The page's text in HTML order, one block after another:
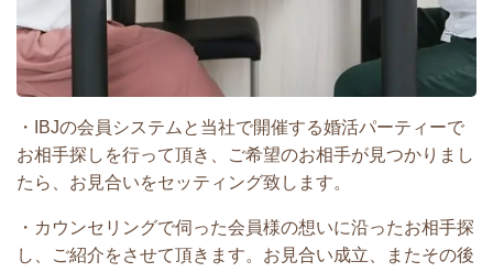
・IBJの会員システムと当社で開催する婚活パーティーで
お相手探しを行って頂き、ご希望のお相手が見つかりまし
たら、お見合いをセッティング致します。
・カウンセリングで伺った会員様の想いに沿ったお相手探
し、ご紹介をさせて頂きます。お見合い成立、またその後